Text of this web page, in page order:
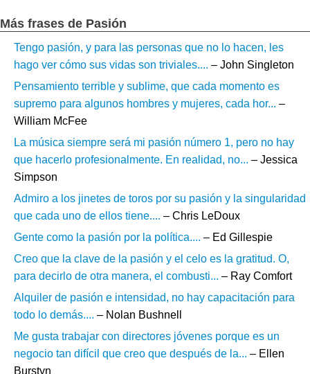
Más frases de Pasión
Tengo pasión, y para las personas que no lo hacen, les
hago ver cómo sus vidas son triviales.... – John Singleton
Pensamiento terrible y sublime, que cada momento es
supremo para algunos hombres y mujeres, cada hor... –
William McFee
La música siempre será mi pasión número 1, pero no hay
que hacerlo profesionalmente. En realidad, no... – Jessica
Simpson
Admiro a los jinetes de toros por su pasión y la singularidad
que cada uno de ellos tiene.... – Chris LeDoux
Gente como la pasión por la política.... – Ed Gillespie
Creo que la clave de la pasión y el celo es la gratitud. O,
para decirlo de otra manera, el combusti... – Ray Comfort
Alquiler de pasión e intensidad, no hay capacitación para
todo lo demás.... – Nolan Bushnell
Me gusta trabajar con directores jóvenes porque es un
negocio tan difícil que creo que después de la... – Ellen
Burstyn